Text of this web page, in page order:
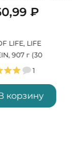
₽
LIFE, LIFE
907 г (30
1
корзину